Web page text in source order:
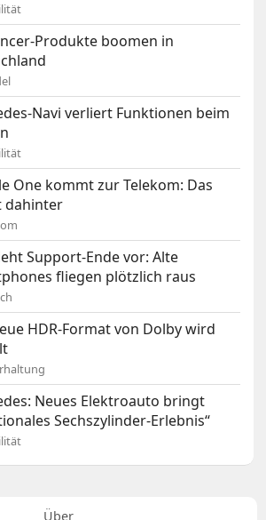
Produkte boomen in
Navi verliert Funktionen beim
One kommt zur Telekom: Das
dahinter
Support-Ende vor: Alte
fliegen plötzlich raus
HDR-Format von Dolby wird
Neues Elektroauto bringt
Sechszylinder-Erlebnis“
Über